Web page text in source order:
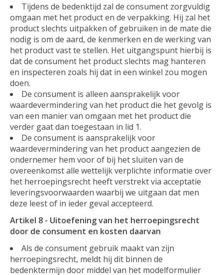
Tijdens de bedenktijd zal de consument zorgvuldig
omgaan met het product en de verpakking. Hij zal het
product slechts uitpakken of gebruiken in de mate die
nodig is om de aard, de kenmerken en de werking van
het product vast te stellen. Het uitgangspunt hierbij is
dat de consument het product slechts mag hanteren
en inspecteren zoals hij dat in een winkel zou mogen
doen.
De consument is alleen aansprakelijk voor
waardevermindering van het product die het gevolg is
van een manier van omgaan met het product die
verder gaat dan toegestaan in lid 1.
De consument is aansprakelijk voor
waardevermindering van het product aangezien de
ondernemer hem voor of bij het sluiten van de
overeenkomst alle wettelijk verplichte informatie over
het herroepingsrecht heeft verstrekt via acceptatie
leveringsvoorwaarden waarbij we uitgaan dat men
deze leest of in ieder geval accepteerd.
Artikel 8 - Uitoefening van het herroepingsrecht
door de consument en kosten daarvan
Als de consument gebruik maakt van zijn
herroepingsrecht, meldt hij dit binnen de
bedenktermijn door middel van het modelformulier